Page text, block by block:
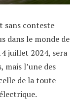
sans conteste
dans le monde de
juillet 2024, sera
l’une des
de la toute
électrique.